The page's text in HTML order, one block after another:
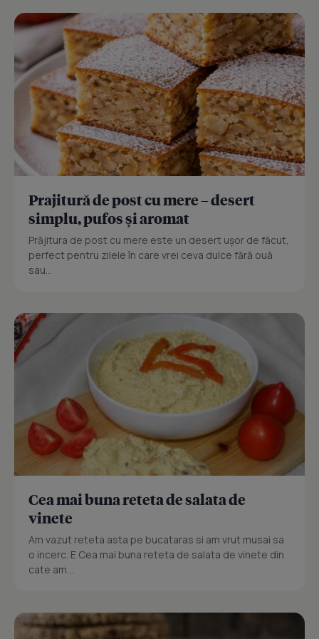
Prajitură de post cu mere – desert
simplu, pufos și aromat
Prăjitura de post cu mere este un desert ușor de făcut,
perfect pentru zilele în care vrei ceva dulce fără ouă
sau...
Cea mai buna reteta de salata de
vinete
Am vazut reteta asta pe bucataras si am vrut musai sa
o incerc. E Cea mai buna reteta de salata de vinete din
cate am...